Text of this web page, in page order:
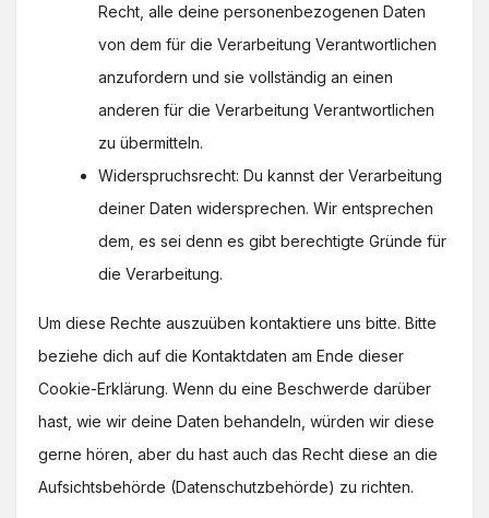
Recht, alle deine personenbezogenen Daten
von dem für die Verarbeitung Verantwortlichen
anzufordern und sie vollständig an einen
anderen für die Verarbeitung Verantwortlichen
zu übermitteln.
Widerspruchsrecht: Du kannst der Verarbeitung
deiner Daten widersprechen. Wir entsprechen
dem, es sei denn es gibt berechtigte Gründe für
die Verarbeitung.
Um diese Rechte auszuüben kontaktiere uns bitte. Bitte
beziehe dich auf die Kontaktdaten am Ende dieser
Cookie-Erklärung. Wenn du eine Beschwerde darüber
hast, wie wir deine Daten behandeln, würden wir diese
gerne hören, aber du hast auch das Recht diese an die
Aufsichtsbehörde (Datenschutzbehörde) zu richten.